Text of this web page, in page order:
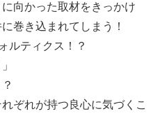
向かった取材をきっかけ
巻き込まれてしまう！
ルティクス！？
ぞれが持つ良心に気づくこ